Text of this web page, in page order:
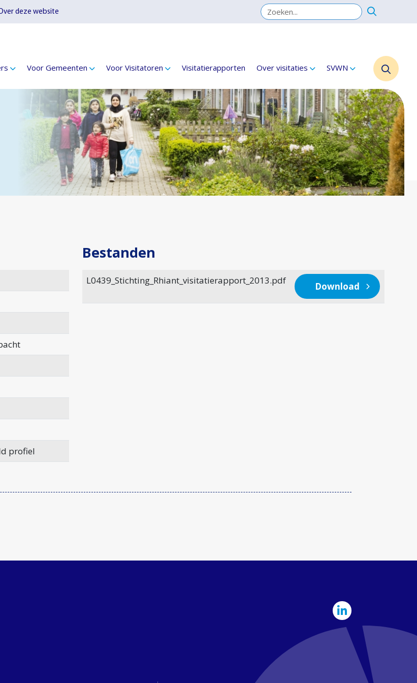
deze website
Voor Gemeenten Voor Visitatoren Visitatierapporten Over visitaties SVWN
profiel
Bestanden
L0439_Stichting_Rhiant_visitatierapport_2013.pdf
Download